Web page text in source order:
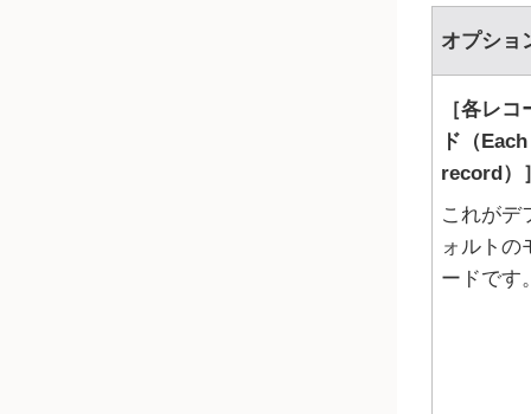
オプショ
各レコ
ド（Each
record）
これがデ
ォルトの
ードです